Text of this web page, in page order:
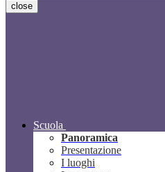
close
Scuola
Panoramica
Presentazione
I luoghi